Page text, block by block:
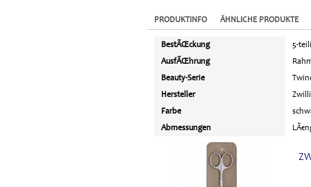
PRODUKTINFO ÄHNLICHE PRODUKTE
BestÃŒckung
5-
AusfÃŒhrung
Beauty-Serie
Hersteller
Farbe
Abmessungen